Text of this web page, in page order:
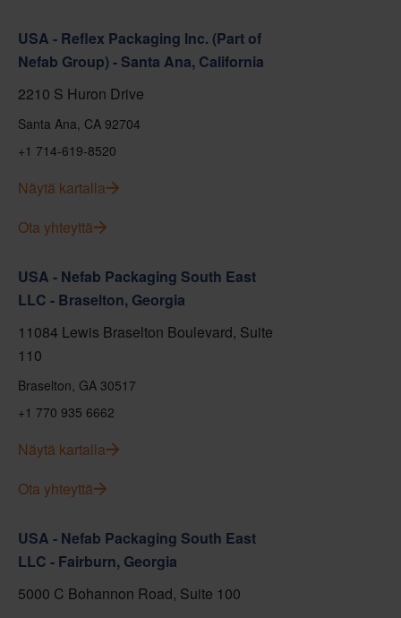
USA - Reflex Packaging Inc. (Part of
Nefab Group) - Santa Ana, California
2210 S Huron Drive
Santa Ana, CA 92704
+1 714-619-8520
Näytä kartalla
Ota yhteyttä
USA - Nefab Packaging South East
LLC - Braselton, Georgia
11084 Lewis Braselton Boulevard, Suite
110
Braselton, GA 30517
+1 770 935 6662
Näytä kartalla
Ota yhteyttä
USA - Nefab Packaging South East
LLC - Fairburn, Georgia
5000 C Bohannon Road, Suite 100